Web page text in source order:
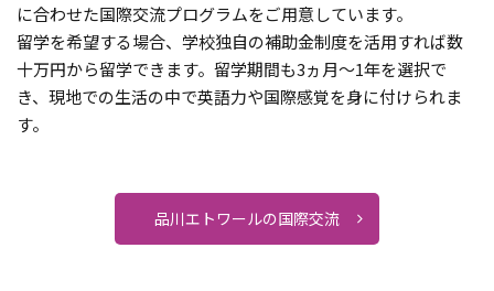
に合わせた国際交流プログラムをご用意しています。
留学を希望する場合、学校独自の補助金制度を活用すれば数
十万円から留学できます。留学期間も3ヵ月〜1年を選択で
き、現地での生活の中で英語力や国際感覚を身に付けられま
す。
品川エトワールの国際交流